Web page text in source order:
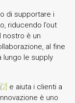
di supportare i
riducendo l’out
nostro è un
al fine
lungo le supply
[2] e aiuta i clienti a
è uno